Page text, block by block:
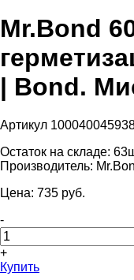
Mr.Bond
| Bond.
Артикул
Остаток на складе:
Производитель:
Цена: 735 pуб.
-
+
Купить